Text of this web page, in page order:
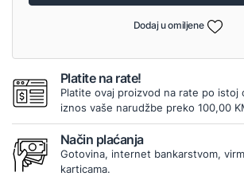
Dodaj u omiljene
Platite na rate!
Platite ovaj proizvod na rate po istoj
iznos vaše narudžbe preko 100,00
Način plaćanja
Gotovina, internet bankarstvom,
karticama.